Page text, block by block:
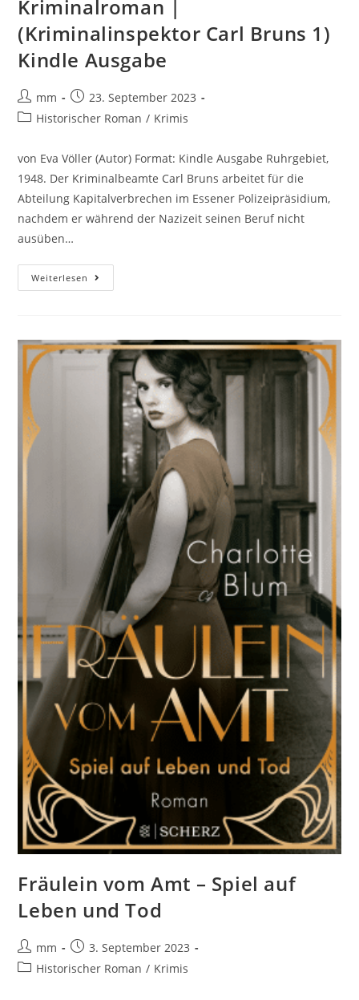
Kriminalroman |
(Kriminalinspektor Carl Bruns 1)
Kindle Ausgabe
mm
23. September 2023
Historischer Roman / Krimis
von Eva Völler (Autor) Format: Kindle Ausgabe Ruhrgebiet,
1948. Der Kriminalbeamte Carl Bruns arbeitet für die
Abteilung Kapitalverbrechen im Essener Polizeipräsidium,
nachdem er während der Nazizeit seinen Beruf nicht
ausüben…
Weiterlesen
Fräulein vom Amt – Spiel auf
Leben und Tod
mm
3. September 2023
Historischer Roman / Krimis